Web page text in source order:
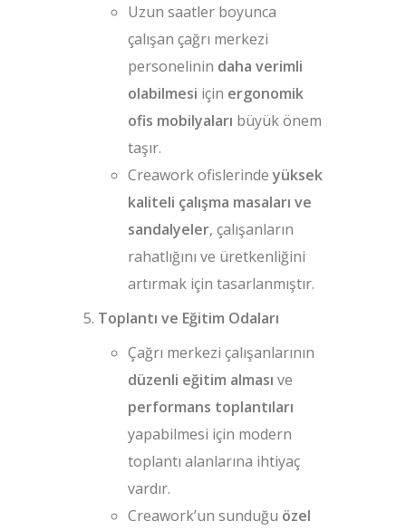
Uzun saatler boyunca
çalışan çağrı merkezi
personelinin daha verimli
olabilmesi için ergonomik
ofis mobilyaları büyük önem
taşır.
Creawork ofislerindeyüksek
kaliteli çalışma masaları ve
sandalyeler, çalışanların
rahatlığını ve üretkenliğini
artırmak için tasarlanmıştır.
Toplantı ve Eğitim Odaları
Çağrı merkezi çalışanlarının
düzenli eğitim alması ve
performans toplantıları
yapabilmesi için modern
toplantı alanlarına ihtiyaç
vardır.
Creawork’un sunduğu özel